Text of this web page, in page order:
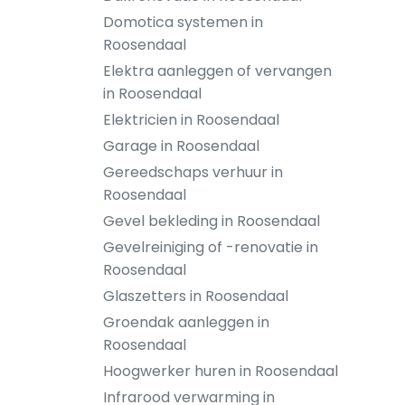
Domotica systemen in
Roosendaal
Elektra aanleggen of vervangen
in Roosendaal
Elektricien in Roosendaal
Garage in Roosendaal
Gereedschaps verhuur in
Roosendaal
Gevel bekleding in Roosendaal
Gevelreiniging of -renovatie in
Roosendaal
Glaszetters in Roosendaal
Groendak aanleggen in
Roosendaal
Hoogwerker huren in Roosendaal
Infrarood verwarming in